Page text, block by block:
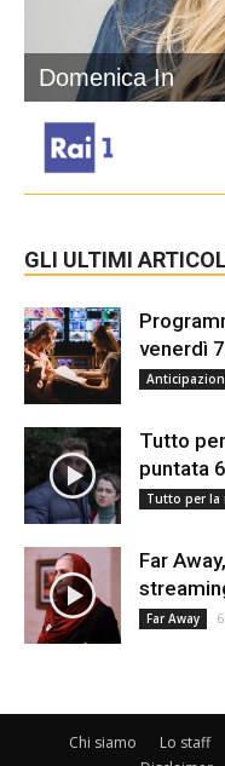
Domenica In
GLI ULTIMI
venerdì
Tutto
puntata
Tutto per la
Far
Far Away
Chi siamo Lo staff